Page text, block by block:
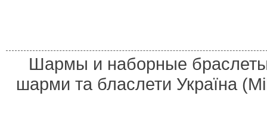
Шармы и наборные
шарми та бласлети Україна